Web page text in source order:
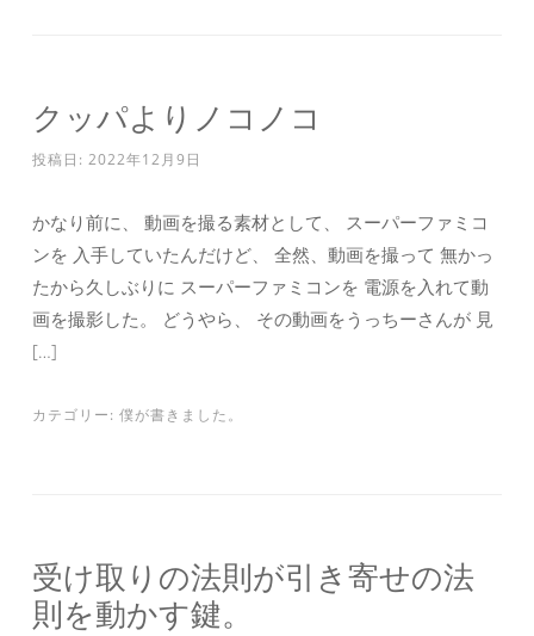
クッパよりノコノコ
投稿日: 2022年12月9日
かなり前に、 動画を撮る素材として、 スーパーファミコ
ンを 入手していたんだけど、 全然、動画を撮って 無かっ
たから久しぶりに スーパーファミコンを 電源を入れて動
画を撮影した。 どうやら、 その動画をうっちーさんが 見
[…]
カテゴリー: 僕が書きました。
受け取りの法則が引き寄せの法
則を動かす鍵。